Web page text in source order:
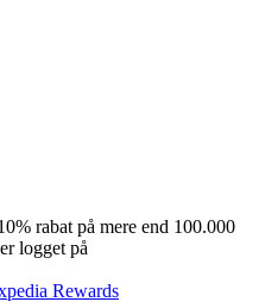
rabat på mere end 100.000
logget på
Rewards